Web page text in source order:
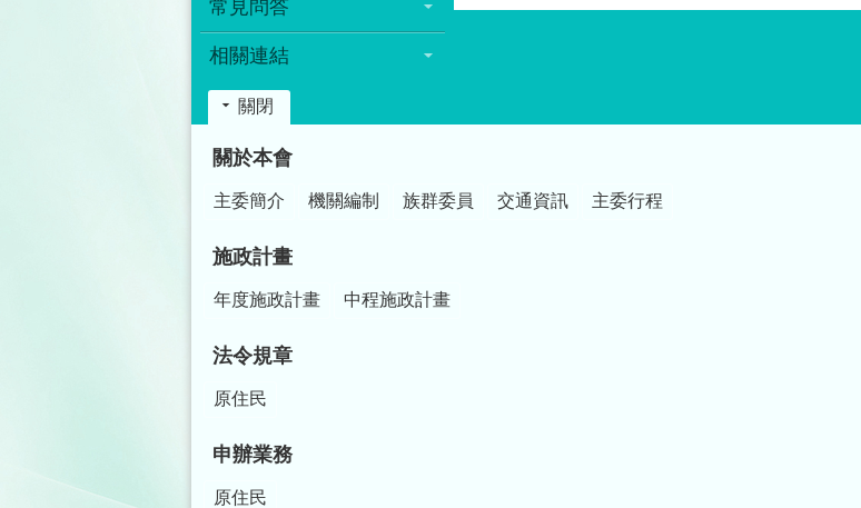
常見問答
相關連結
關閉
關於本會
主委簡介 機關編制 族群委員 交通資訊 主委行程
施政計畫
年度施政計畫 中程施政計畫
法令規章
原住民
申辦業務
原住民